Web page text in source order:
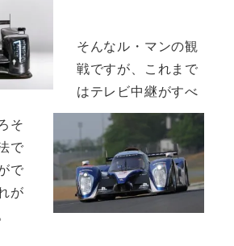
そんなル・マンの観
戦ですが、これまで
はテレビ中継がすべ
そ
で
で
が